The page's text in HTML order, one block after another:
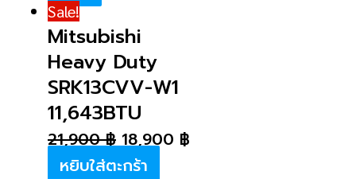
Sale!
Mitsubishi
Heavy Duty
SRK13CVV-W1
11,643BTU
21,900฿ 18,900 ฿
หยิบใส่ตะกร้า